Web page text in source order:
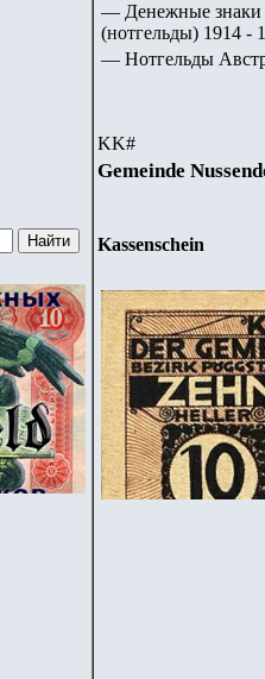
— Денежные знаки
(нотгельды) 1914 -
— Нотгельды
KK#
Gemeinde
Kassenschein